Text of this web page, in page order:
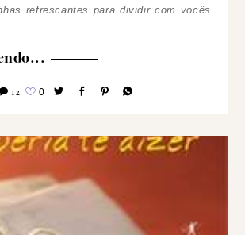
refrescantes para dividir com vocês.
12 0